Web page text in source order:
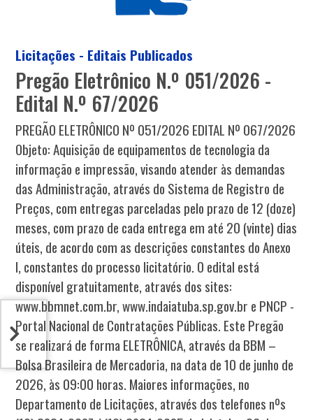
Licitações - Editais Publicados
Pregão Eletrônico N.º 051/2026 -
Edital N.º 67/2026
PREGÃO ELETRÔNICO Nº 051/2026 EDITAL Nº 067/2026
Objeto: Aquisição de equipamentos de tecnologia da
informação e impressão, visando atender às demandas
das Administração, através do Sistema de Registro de
Preços, com entregas parceladas pelo prazo de 12 (doze)
meses, com prazo de cada entrega em até 20 (vinte) dias
úteis, de acordo com as descrições constantes do Anexo
I, constantes do processo licitatório. O edital está
disponível gratuitamente, através dos sites:
www.bbmnet.com.br, www.indaiatuba.sp.gov.br e PNCP -
Portal Nacional de Contratações Públicas. Este Pregão
se realizará de forma ELETRÔNICA, através da BBM –
Bolsa Brasileira de Mercadoria, na data de 10 de junho de
2026, às 09:00 horas. Maiores informações, no
Departamento de Licitações, através dos telefones nºs